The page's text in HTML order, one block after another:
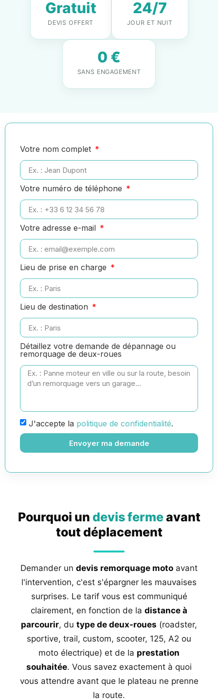
Gratuit
DEVIS OFFERT
24/7
JOUR ET NUIT
0 €
SANS ENGAGEMENT
Votre nom complet
Votre numéro de téléphone
Votre adresse e-mail
Lieu de prise en charge
Lieu de destination
Détaillez votre demande de dépannage ou
remorquage de deux-roues
J'accepte la politique de confidentialité.
Envoyer ma demande
Pourquoi un devis fermeavant
tout déplacement
Demander un devis remorquage moto avant
l'intervention, c'est s'épargner les mauvaises
surprises. Le tarif vous est communiqué
clairement, en fonction de la distance à
parcourir, du type de deux-roues (roadster,
sportive, trail, custom, scooter, 125, A2 ou
moto électrique) et de la prestation
souhaitée. Vous savez exactement à quoi
vous attendre avant que le plateau ne prenne
la route.